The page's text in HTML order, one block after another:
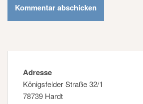
Adresse
Königsfelder Straße 32/1
78739 Hardt